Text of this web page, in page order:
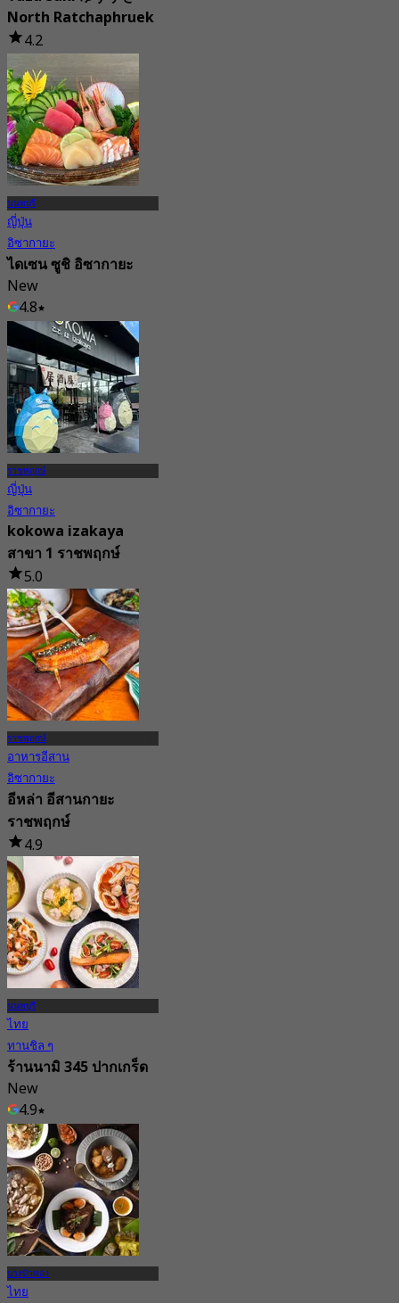
North Ratchaphruek
4.2
1 การจอง
จาก฿ 830
นนทบุรี
ญี่ปุ่น
อิซากายะ
ไดเซน ซูชิ อิซากายะ
New
4.8
จาก฿ 362.5
ราชพฤกษ์
ญี่ปุ่น
อิซากายะ
kokowa izakaya
สาขา 1 ราชพฤกษ์
5.0
7 การจอง
จาก฿ 475
ราชพฤกษ์
อาหารอีสาน
อิซากายะ
อีหล่า อีสานกายะ
ราชพฤกษ์
4.9
698 การจอง
จาก฿ 316.66
นนทบุรี
ไทย
ทานชิล ๆ
ร้านนามิ 345 ปากเกร็ด
New
4.9
จาก฿ 410
บางบัวทอง
ไทย